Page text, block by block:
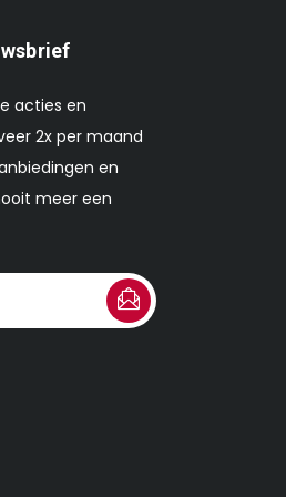
acties en
2x per maand
en
meer een